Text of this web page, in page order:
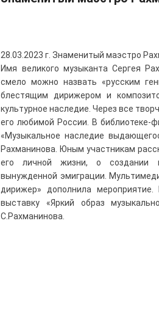
28.03.2023 г. Знаменитый маэстро
Имя великого музыканта Сергея
смело можно назвать «русским
блестящим дирижером и
культурное наследие. Через все
его любимой России. В библиотеке-
«Музыкальное наследие
Рахманинова. Юным участникам
его личной жизни, о создании
вынужденной эмиграции.
дирижер» дополнила
выставку «Яркий образ
С.Рахманинова.